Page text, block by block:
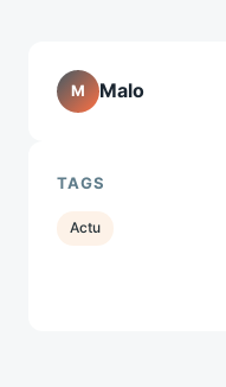
M Malo
TAGS
Actu